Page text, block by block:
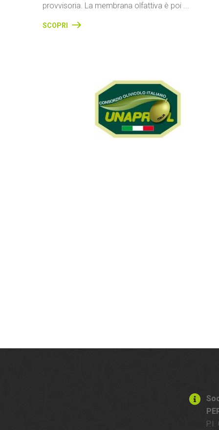
provvisoria. La membrana olfattiva è poi ...
SCOPRI